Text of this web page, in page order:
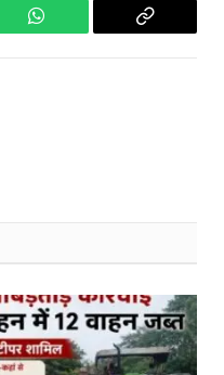
WhatsApp
Copy